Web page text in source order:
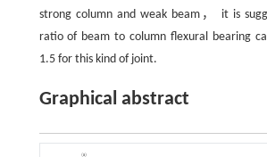
strong column and weak beam， it is
ratio of beam to column flexural bearing
1.5 for this kind of joint.
Graphical abstract